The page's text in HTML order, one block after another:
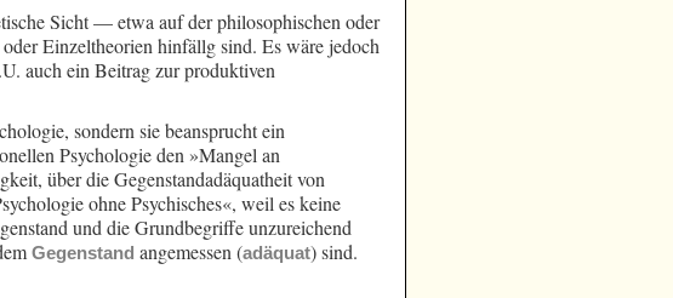
Sicht — etwa auf der philosophischen oder
Einzeltheorien hinfällg sind. Es wäre jedoch
auch ein Beitrag zur produktiven
sondern sie beansprucht ein
Psychologie den »Mangel an
über die Gegenstandadäquatheit von
ohne Psychisches«, weil es keine
und die Grundbegriffe unzureichend
Gegenstand angemessen (adäquat) sind.